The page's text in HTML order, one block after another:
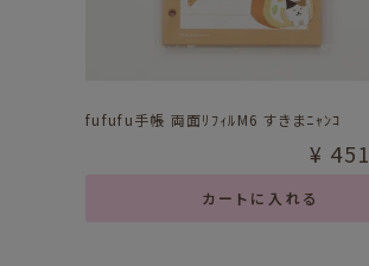
fufufu手帳 両面ﾘﾌｨﾙM6 すきまﾆｬﾝｺ
カートに入れる
¥ 451